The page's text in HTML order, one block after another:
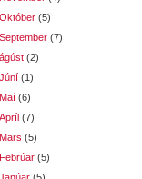
Október (5)
September (7)
ágúst (2)
Júní (1)
Maí (6)
Apríl (7)
Mars (5)
Febrúar (5)